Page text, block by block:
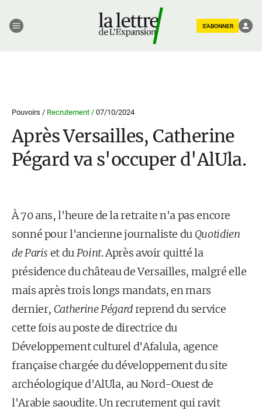
S'ABONNER
Pouvoirs / Recrutement / 07/10/2024
Après Versailles, Catherine
Pégard va s'occuper d'AlUla.
À 70 ans, l'heure de la retraite n'a pas encore
sonné pour l'ancienne journaliste du Quotidien
de Paris et duPoint. Après avoir quitté la
présidence du château de Versailles, malgré elle
mais après trois longs mandats, en mars
dernier, Catherine Pégardreprend du service
cette fois au poste de directrice du
Développement culturel d'Afalula, agence
française chargée du développement du site
archéologique d'AlUla, au Nord-Ouest de
l'Arabie saoudite. Un recrutement qui ravit